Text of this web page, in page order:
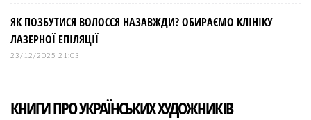
ЯК ПОЗБУТИСЯ ВОЛОССЯ НАЗАВЖДИ? ОБИРАЄМО КЛІНІКУ
ЛАЗЕРНОЇ ЕПІЛЯЦІЇ
23/12/2025 21:03
КНИГИ ПРО УКРАЇНСЬКИХ ХУДОЖНИКІВ